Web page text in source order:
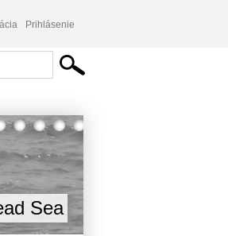
Prihlásenie
Sea